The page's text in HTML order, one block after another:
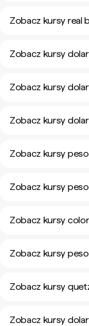
Zobacz kursy real
Zobacz kursy
Zobacz kursy
Zobacz kursy
Zobacz kursy
Zobacz kursy
Zobacz kursy
Zobacz kursy
Zobacz kursy
Zobacz kursy